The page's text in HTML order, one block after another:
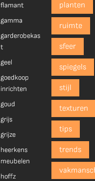
flamant
gamma
garderobekas
t
geel
goedkoop
inrichten
goud
grijs
grijze
heerkens
meubelen
hoffz
planten
ruimte
sfeer
spiegels
stijl
texturen
tips
trends